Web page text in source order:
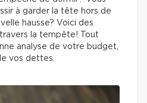
à garder la tête hors de
hausse? Voici des
la tempête! Tout
analyse de votre budget,
vos dettes.